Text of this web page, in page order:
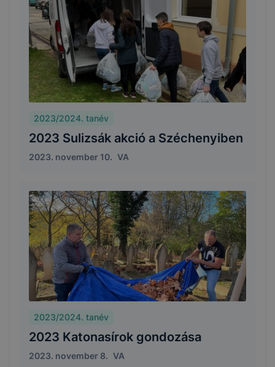
2023/2024. tanév
2023 Sulizsák akció a Széchenyiben
2023. november 10. VA
2023/2024. tanév
2023 Katonasírok gondozása
2023. november 8. VA